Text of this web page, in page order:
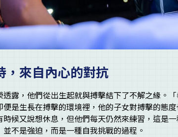
，來自內心的對抗
露，他們從出生起就與搏擊結下了不解之緣。
是生長在搏擊的環境裡，他的子女對搏擊的態
時候又說想休息，但他們每天仍然來練習，這是
不是強迫，而是一種自我挑戰的過程。